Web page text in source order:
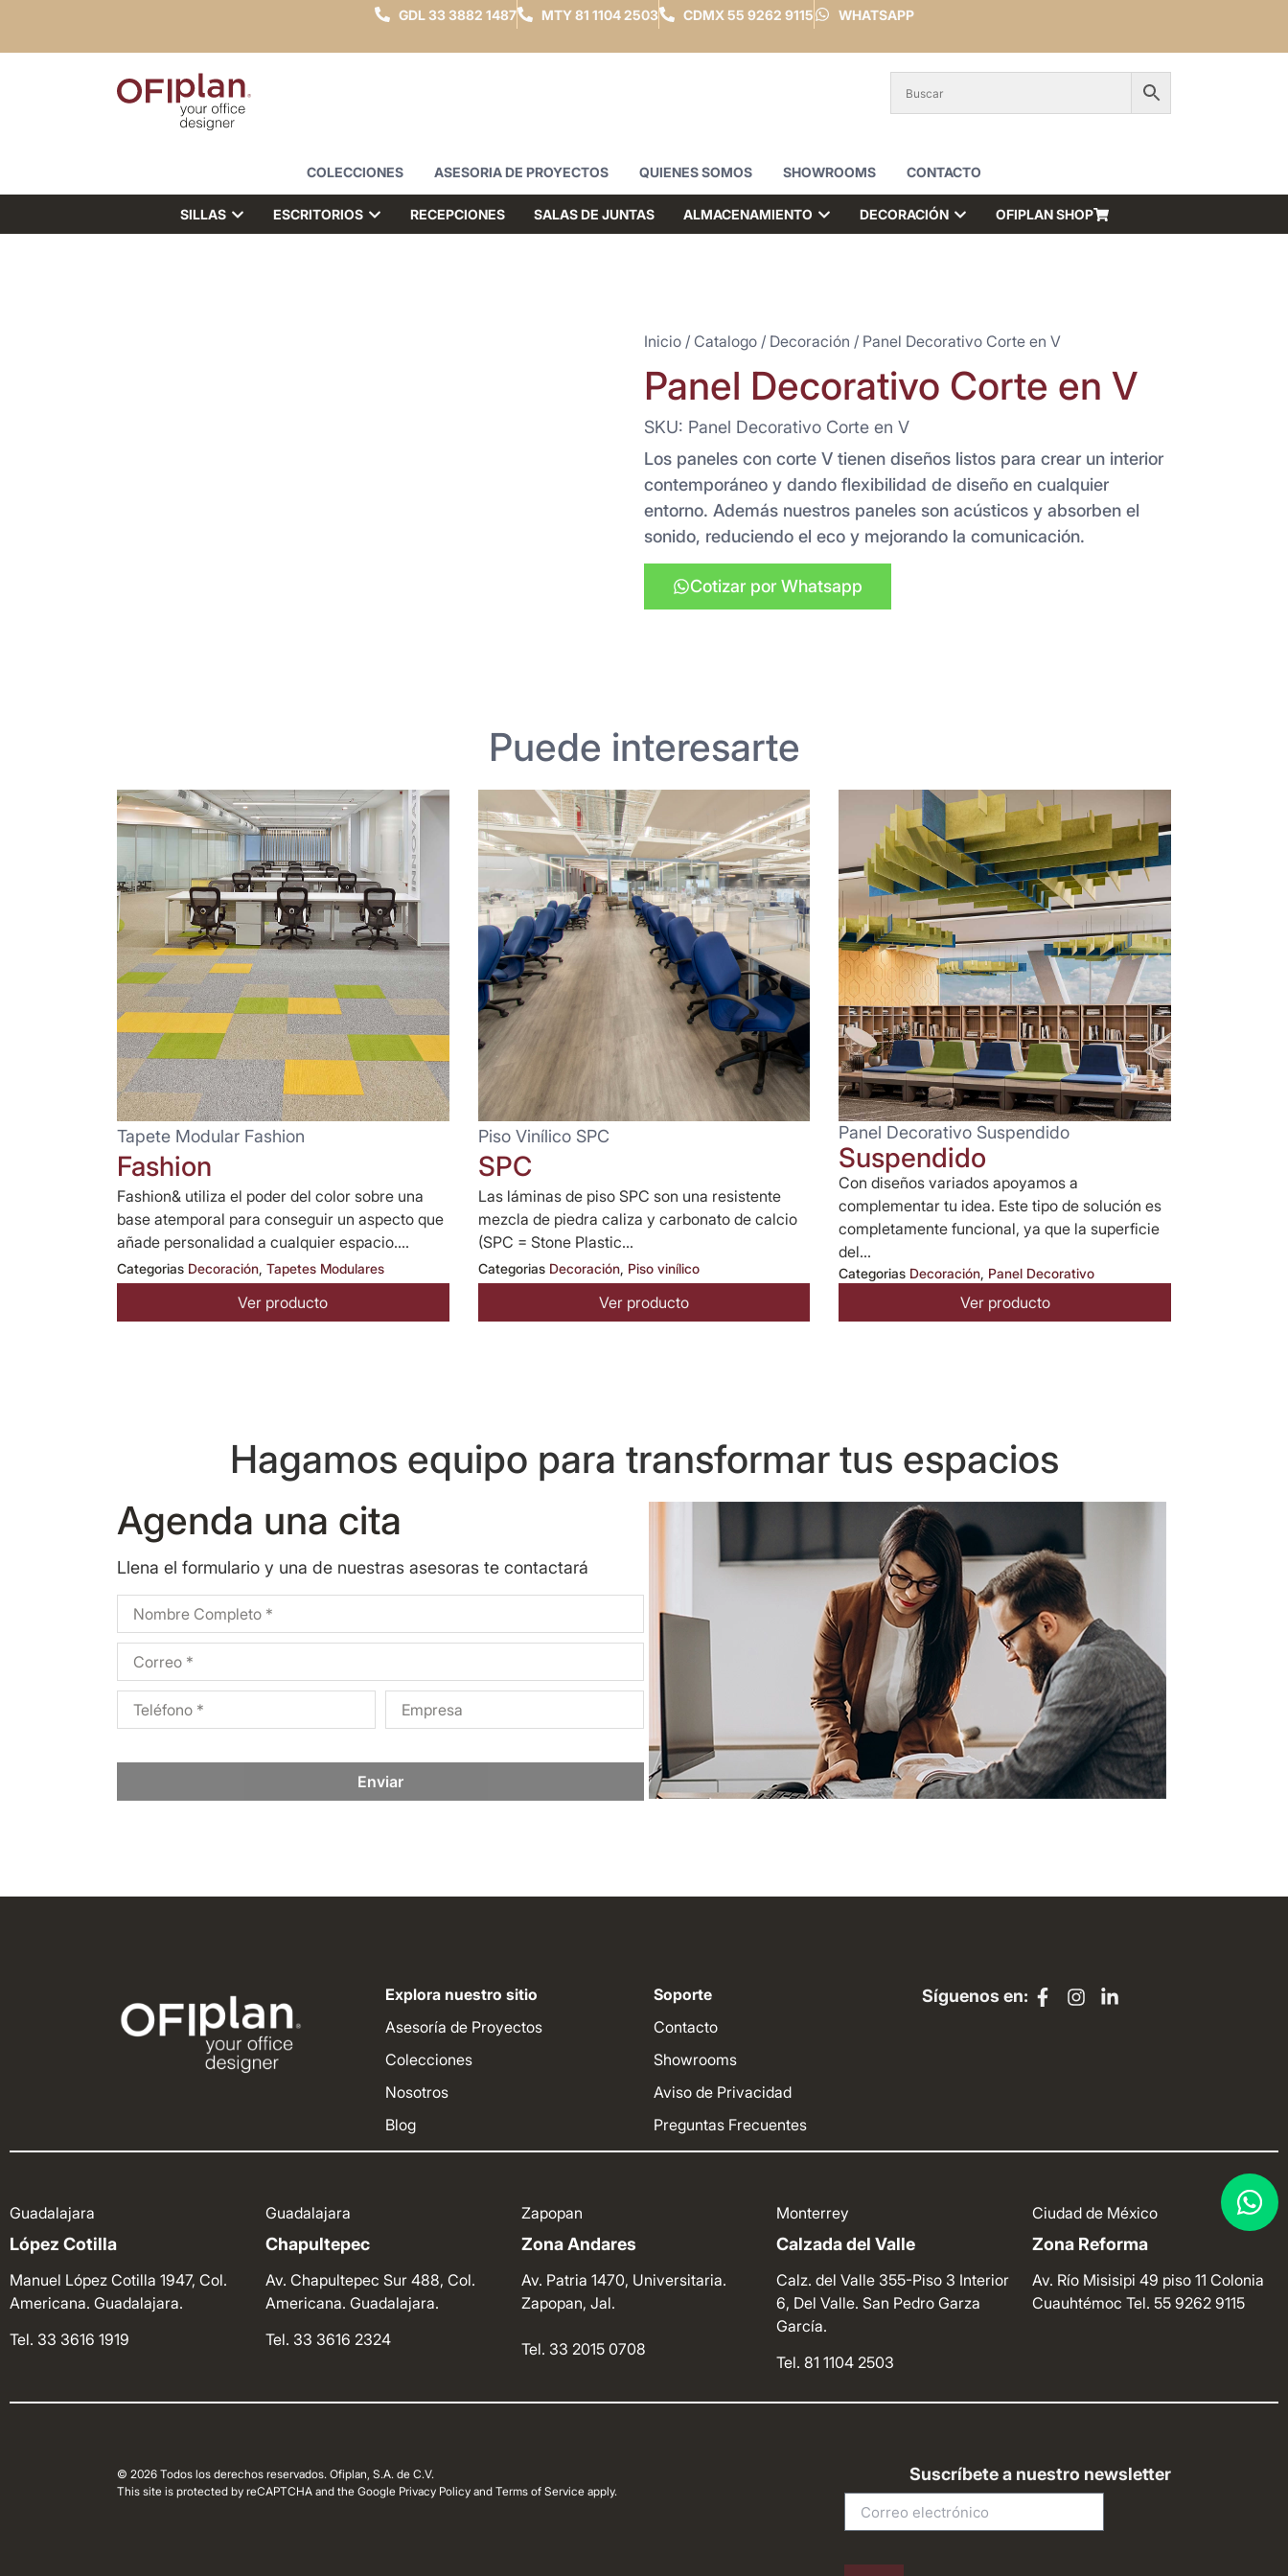
GDL33 3882 1487 MTY81 1104 2503 CDMX 55 9262 9115 WHATSAPP
COLECCIONES ASESORIA DE PROYECTOS QUIENES SOMOS SHOWROOMS CONTACTO
SILLAS ESCRITORIOS RECEPCIONES SALAS DE JUNTAS ALMACENAMIENTO DECORACIÓN OFIPLAN SHOP
Inicio / Catalogo / Decoración / Panel Decorativo Corte en V
Panel Decorativo Corte en V
SKU: Panel Decorativo Corte en V
Los paneles con corte V tienen diseños listos para crear un interior
contemporáneo y dando flexibilidad de diseño en cualquier
entorno. Además nuestros paneles son acústicos y absorben el
sonido, reduciendo el eco y mejorando la comunicación.
Cotizar por Whatsapp
Puede interesarte
Tapete Modular Fashion
Fashion
Fashion& utiliza el poder del color sobre una
base atemporal para conseguir un aspecto que
añade personalidad a cualquier espacio....
Categorias Decoración, Tapetes Modulares
Ver producto
Piso Vinílico SPC
SPC
Las láminas de piso SPC son una resistente
mezcla de piedra caliza y carbonato de calcio
(SPC = Stone Plastic...
Categorias Decoración, Piso vinílico
Ver producto
Panel Decorativo Suspendido
Suspendido
Con diseños variados apoyamos a
complementar tu idea. Este tipo de solución es
completamente funcional, ya que la superficie
del...
Categorias Decoración, Panel Decorativo
Ver producto
Hagamos equipo para transformar tus espacios
Agenda una cita
Llena el formulario y una de nuestras asesoras te contactará
Enviar
Explora nuestro sitio
Asesoría de Proyectos
Colecciones
Nosotros
Blog
Soporte
Contacto
Showrooms
Aviso de Privacidad
Preguntas Frecuentes
Síguenos en:
Guadalajara
López Cotilla
Manuel López Cotilla 1947, Col.
Americana. Guadalajara.
Tel. 33 3616 1919
Guadalajara
Chapultepec
Av. Chapultepec Sur 488, Col.
Americana. Guadalajara.
Tel. 33 3616 2324
Zapopan
Zona Andares
Av. Patria 1470, Universitaria.
Zapopan, Jal.
Tel. 33 2015 0708
Monterrey
Calzada del Valle
Calz. del Valle 355-Piso 3 Interior
6, Del Valle. San Pedro Garza
García.
Tel. 81 1104 2503
Ciudad de México
Zona Reforma
Av. Río Misisipi 49 piso 11 Colonia
CuauhtémocTel. 55 9262 9115
© 2026 Todos los derechos reservados. Ofiplan, S.A. de C.V.
This site is protected by reCAPTCHA and the Google Privacy Policy and Terms of Service apply.
Suscríbete a nuestro newsletter